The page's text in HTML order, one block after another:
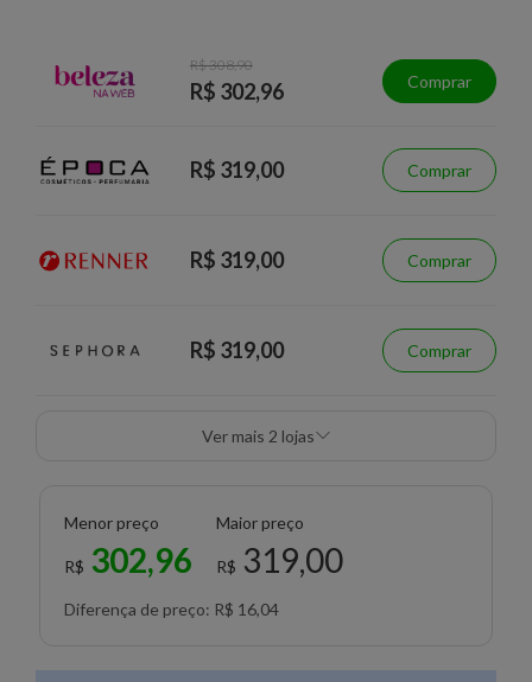
R$ 308,90
R$ 302,96 Comprar
R$ 319,00 Comprar
R$ 319,00 Comprar
R$ 319,00 Comprar
Ver mais 2 lojas
Menor preço
R$ 302,96
Maior preço
R$ 319,00
Diferença de preço: R$ 16,04